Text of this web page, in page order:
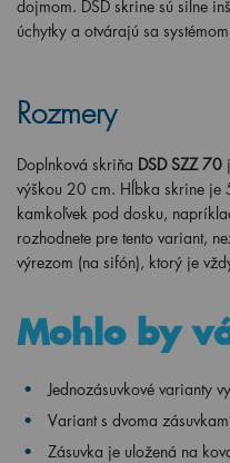
dojmom. DSD skrine sú silne
úchytky a otvárajú sa systémom
Rozmery
Doplnková skriňa DSD SZZ 70
výškou 20 cm. Hĺbka skrine je
kamkoľvek pod dosku,
rozhodnete pre tento variant,
výrezom (na sifón), ktorý je
Mohlo by
Jednozásuvkové varianty
Variant s dvoma
Zásuvka je uložená na